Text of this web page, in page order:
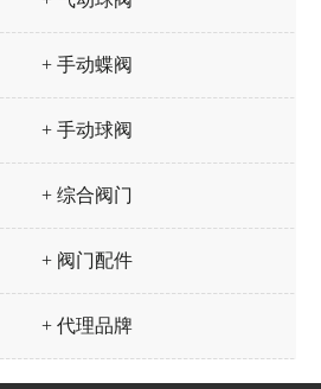
+ 手动蝶阀
+ 手动球阀
+ 综合阀门
+ 阀门配件
+ 代理品牌